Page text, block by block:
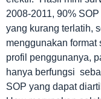
2008-2011, 90%
yang kurang terlatih,
menggunakan
profil penggunanya,
hanya berfungsi
SOP yang dapat